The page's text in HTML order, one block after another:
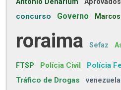
Antonio Denarium Aprovados
concurso Governo
roraima Sefaz
FTSP Polícia Civil Polícia
Tráfico de Drogas